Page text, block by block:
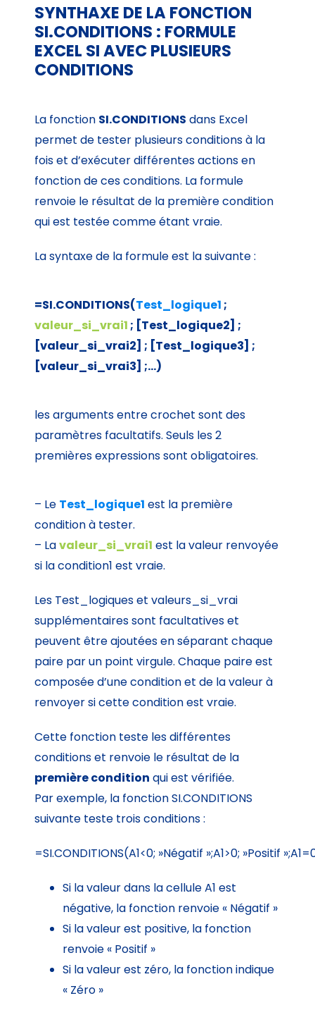
SYNTHAXE DE LA FONCTION
SI.CONDITIONS : FORMULE
EXCEL SI AVEC PLUSIEURS
CONDITIONS
La fonction SI.CONDITIONS dans Excel
permet de tester plusieurs conditions à la
fois et d’exécuter différentes actions en
fonction de ces conditions. La formule
renvoie le résultat de la première condition
qui est testée comme étant vraie.
La syntaxe de la formule est la suivante :
=SI.CONDITIONS(Test_logique1 ;
valeur_si_vrai1 ; [Test_logique2] ;
[valeur_si_vrai2] ; [Test_logique3] ;
[valeur_si_vrai3] ;…)
les arguments entre crochet sont des
paramètres facultatifs. Seuls les 2
premières expressions sont obligatoires.
– Le Test_logique1 est la première
condition à tester.
– Lavaleur_si_vrai1 est la valeur renvoyée
si la condition1 est vraie.
Les Test_logiques et valeurs_si_vrai
supplémentaires sont facultatives et
peuvent être ajoutées en séparant chaque
paire par un point virgule. Chaque paire est
composée d’une condition et de la valeur à
renvoyer si cette condition est vraie.
Cette fonction teste les différentes
conditions et renvoie le résultat de la
première condition qui est vérifiée.
Par exemple, la fonction SI.CONDITIONS
suivante teste trois conditions :
=SI.CONDITIONS(A1<0; »Négatif »;A1>0; »Positif
Si la valeur dans la cellule A1 est
négative, la fonction renvoie « Négatif »
Si la valeur est positive, la fonction
renvoie « Positif »
Si la valeur est zéro, la fonction indique
« Zéro »